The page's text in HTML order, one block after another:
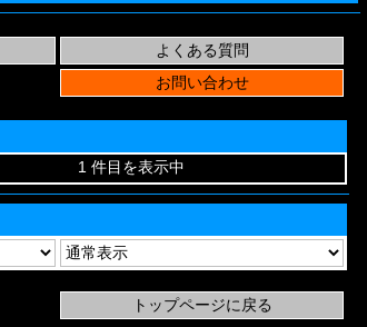
1 件目を表示中